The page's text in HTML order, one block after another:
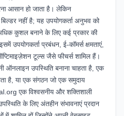
आसान हो जाता है। लेकिन
नहीं है; यह उपयोगकर्ता अनुभव को
कुशल बनाने के लिए कई प्रकार की
उपयोगकर्ता प्रबंधन, ई-कॉमर्स क्षमताएं,
टूल्स जैसे फीचर्स शामिल हैं।
ऑनलाइन उपस्थिति बनाना चाहता है, एक
है, या एक संगठन जो एक समुदाय
एक विश्वसनीय और शक्तिशाली
के लिए अंतहीन संभावनाएं प्रदान